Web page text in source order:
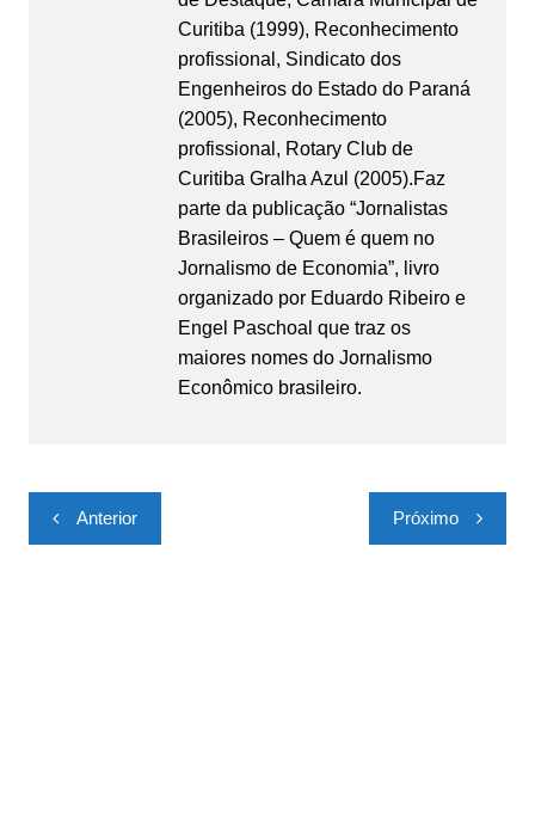
Curitiba (1999), Reconhecimento
profissional, Sindicato dos
Engenheiros do Estado do Paraná
(2005), Reconhecimento
profissional, Rotary Club de
Curitiba Gralha Azul (2005).Faz
parte da publicação “Jornalistas
Brasileiros – Quem é quem no
Jornalismo de Economia”, livro
organizado por Eduardo Ribeiro e
Engel Paschoal que traz os
maiores nomes do Jornalismo
Econômico brasileiro.
Navegação
de
Anterior Próximo